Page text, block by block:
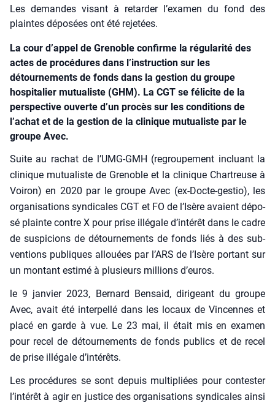
Les demandes visant à retarder l’examen du fond des
plaintes déposées ont été rejetées.
La cour d’appel de Grenoble confirme la régularité des
actes de procédures dans l’instruction sur les
détournements de fonds dans la gestion du groupe
hospitalier mutualiste (GHM). La CGT se félicite de la
perspective ouverte d’un procès sur les conditions de
l’achat et de la gestion de la clinique mutualiste par le
groupe Avec.
Suite au rachat de l’UMG-GMH (regrou­pe­ment incluant la
cli­nique mutua­liste de Gre­noble et la cli­nique Char­treuse à
Voi­ron) en 2020 par le groupe Avec (ex-Docte-ges­tio), les
orga­ni­sa­tions syn­di­cales CGT et FO de l’Isère avaient dépo­
sé plainte contre X pour prise illé­gale d’intérêt dans le cadre
de sus­pi­cions de détour­ne­ments de fonds liés à des sub­
ven­tions publiques allouées par l’ARS de l’Isère por­tant sur
un mon­tant esti­mé à plu­sieurs mil­lions d’euros.
le 9 jan­vier 2023, Ber­nard Ben­said, diri­geant du groupe
Avec, avait été inter­pel­lé dans les locaux de Vin­cennes et
pla­cé en garde à vue. Le 23 mai, il était mis en exa­men
pour recel de détour­ne­ments de fonds publics et de recel
de prise illé­gale d’intérêts.
Les pro­cé­dures se sont depuis mul­ti­pliées pour contes­ter
l’intérêt à agir en jus­tice des orga­ni­sa­tions syn­di­cales ain­si